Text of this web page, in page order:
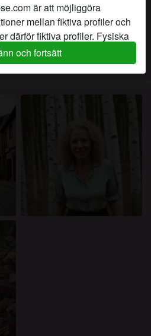
är att möjliggöra
mellan fiktiva profiler och
därför fiktiva profiler. Fysiska
dessa fiktiva profiler. Riktiga
webbplatsen. För att skilja
och fortsätt
chat